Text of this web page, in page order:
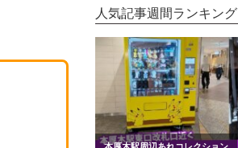
人気記事週間ランキング